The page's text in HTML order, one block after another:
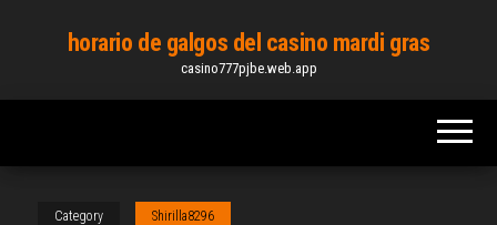
content
horario de galgos del casino mardi gras
casino777pjbe.web.app
Category Shirilla8296